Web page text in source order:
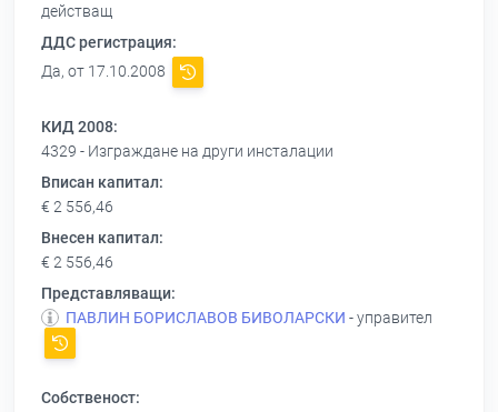
действащ
ДДС регистрация:
Да, от 17.10.2008
КИД 2008:
4329 - Изграждане на други инсталации
Вписан капитал:
€ 2 556,46
Внесен капитал:
€ 2 556,46
Представляващи:
ПАВЛИН БОРИСЛАВОВ БИВОЛАРСКИ - управител
Собственост: